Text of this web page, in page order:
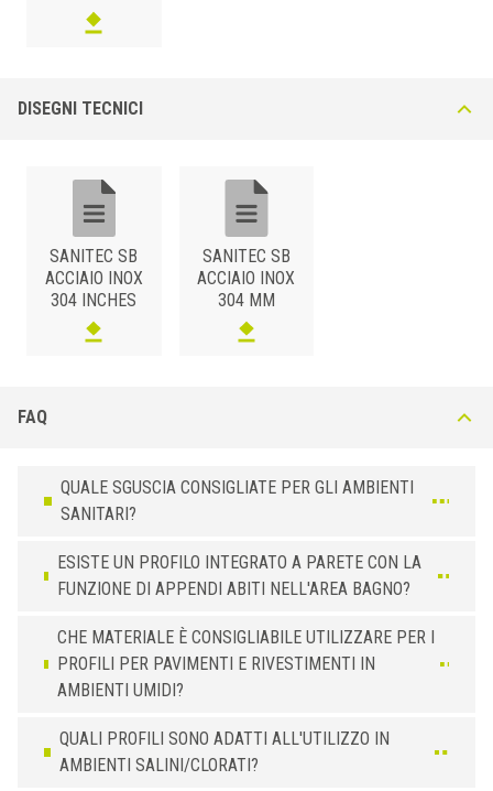
DISEGNI TECNICI
SANITEC SB
ACCIAIO INOX
304 INCHES
SANITEC SB
ACCIAIO INOX
304 MM
FAQ
QUALE SGUSCIA CONSIGLIATE PER GLI AMBIENTI
SANITARI?
ESISTE UN PROFILO INTEGRATO A PARETE CON LA
FUNZIONE DI APPENDI ABITI NELL'AREA BAGNO?
CHE MATERIALE È CONSIGLIABILE UTILIZZARE PER I
PROFILI PER PAVIMENTI E RIVESTIMENTI IN
AMBIENTI UMIDI?
QUALI PROFILI SONO ADATTI ALL'UTILIZZO IN
AMBIENTI SALINI/CLORATI?